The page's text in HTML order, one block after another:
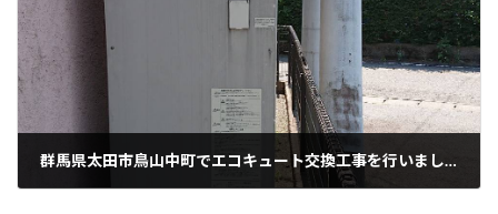
群馬県太田市鳥山中町でエコキュート交換工事を行いました。